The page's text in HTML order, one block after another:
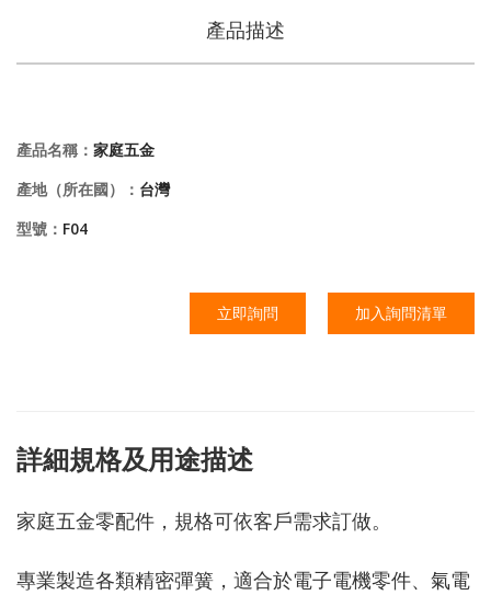
產品描述
產品名稱： 家庭五金
產地（所在國）： 台灣
型號： F04
立即詢問 加入詢問清單
詳細規格及用途描述
家庭五金零配件，規格可依客戶需求訂做。
專業製造各類精密彈簧，適合於電子電機零件、氣電